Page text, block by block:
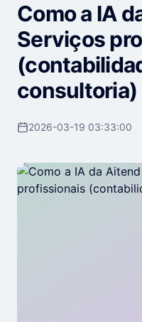
Como a IA
Serviços
consultoria)
2026-03-19 03:33:00